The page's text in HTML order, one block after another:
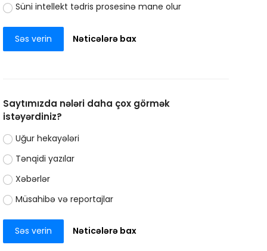
Süni intellekt tədris prosesinə mane olur
Səs verin Nəticələrə bax
Saytımızda nələri daha çox görmək
istəyərdiniz?
Uğur hekayələri
Tənqidi yazılar
Xəbərlər
Müsahibə və reportajlar
Səs verin Nəticələrə bax